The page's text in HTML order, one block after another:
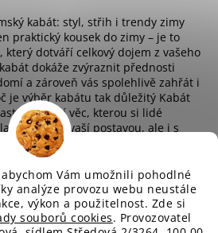
abychom Vám umožnili pohodlné
analýze provozu webu neustále
výkon a použitelnost. Zde si
souborů cookies. Provozovatel
kabát: styl, střih i trendy zimy
praktický kousek do zimy – je to
dotváří celkový dojem z vašeho
dokáže zvýraznit přednosti
a zároveň vás spolehlivě zahřát i
je výběr kabátu tak důležitý Kabát
je první věc, kterou si lidé
nejen s vaší postavou, ale i s
t...
sd